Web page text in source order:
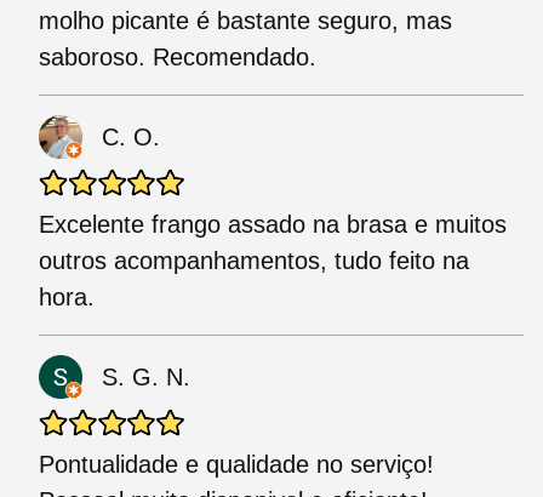
molho picante é bastante seguro, mas
saboroso. Recomendado.
C. O.
Excelente frango assado na brasa e muitos
outros acompanhamentos, tudo feito na
hora.
S. G. N.
Pontualidade e qualidade no serviço!